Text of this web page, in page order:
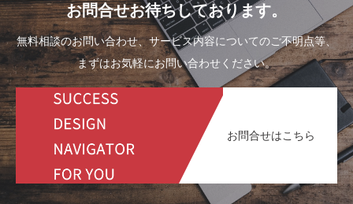
お問合せお待ちしております。
無料相談のお問い合わせ、サービス内容についてのご不明点等、
まずはお気軽にお問い合わせください。
お問合せはこちら